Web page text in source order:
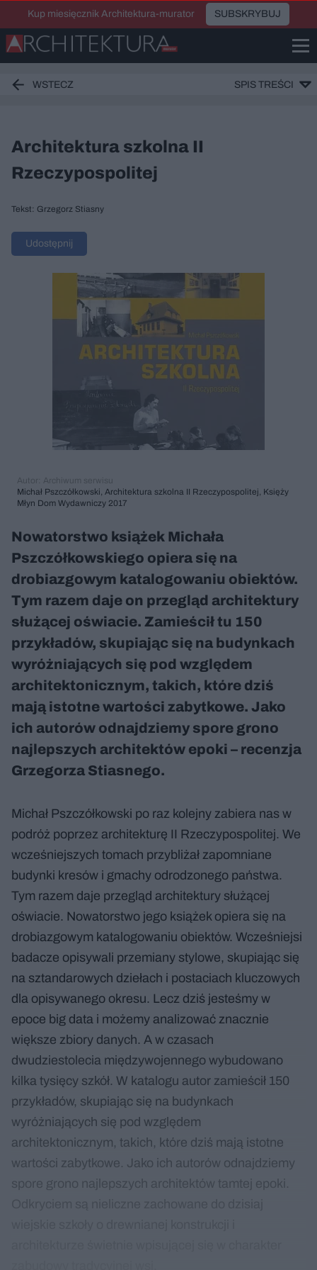
Kup miesięcznik Architektura-murator SUBSKRYBUJ
WSTECZ SPIS TREŚCI
Architektura szkolna II
Rzeczypospolitej
Tekst: Grzegorz Stiasny
Udostępnij
Autor: Archiwum serwisu
Michał Pszczółkowski, Architektura szkolna II Rzeczypospolitej, Księży
Młyn Dom Wydawniczy 2017
Nowatorstwo książek Michała
Pszczółkowskiego opiera się na
drobiazgowym katalogowaniu obiektów.
Tym razem daje on przegląd architektury
służącej oświacie. Zamieścił tu 150
przykładów, skupiając się na budynkach
wyróżniających się pod względem
architektonicznym, takich, które dziś
mają istotne wartości zabytkowe. Jako
ich autorów odnajdziemy spore grono
najlepszych architektów epoki – recenzja
Grzegorza Stiasnego.
Michał Pszczółkowski po raz kolejny zabiera nas w
podróż poprzez architekturę II Rzeczypospolitej. We
wcześniejszych tomach przybliżał zapomniane
budynki kresów i gmachy odrodzonego państwa.
Tym razem daje przegląd architektury służącej
oświacie. Nowatorstwo jego książek opiera się na
drobiazgowym katalogowaniu obiektów. Wcześniejsi
badacze opisywali przemiany stylowe, skupiając się
na sztandarowych dziełach i postaciach kluczowych
dla opisywanego okresu. Lecz dziś jesteśmy w
epoce big data i możemy analizować znacznie
większe zbiory danych. A w czasach
dwudziestolecia międzywojennego wybudowano
kilka tysięcy szkół. W katalogu autor zamieścił 150
przykładów, skupiając się na budynkach
wyróżniających się pod względem
architektonicznym, takich, które dziś mają istotne
wartości zabytkowe. Jako ich autorów odnajdziemy
spore grono najlepszych architektów tamtej epoki.